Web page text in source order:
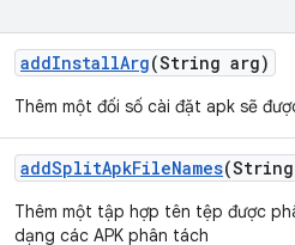
addInstallArg(String arg)
Thêm một đối số cài đặt apk sẽ
addSplitApkFileNames
Thêm một tập hợp tên tệp được
dạng các APK phân tách